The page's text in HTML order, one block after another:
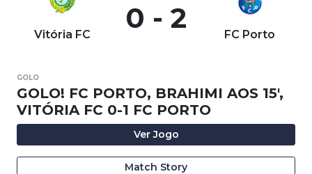
Vitória FC 0 - 2 FC Porto
GOLO
GOLO! FC PORTO, BRAHIMI AOS 15',
VITÓRIA FC 0-1 FC PORTO
Ver Jogo
Match Story